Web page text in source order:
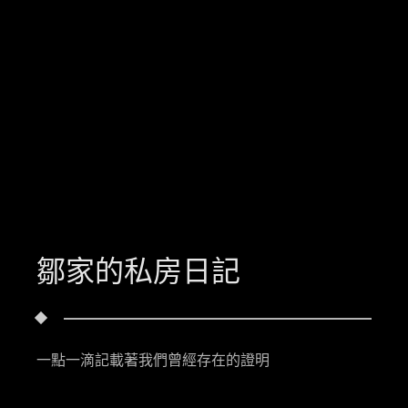
鄒家的私房日記
一點一滴記載著我們曾經存在的證明